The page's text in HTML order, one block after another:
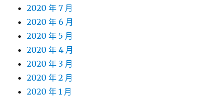
2020 年 7 月
2020 年 6 月
2020 年 5 月
2020 年 4 月
2020 年 3 月
2020 年 2 月
2020 年 1 月